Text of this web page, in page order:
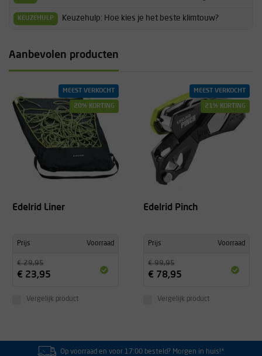
KEUZEHULP Keuzehulp: Hoe kies je het beste klimtouw?
Aanbevolen producten
MEEST VERKOCHT
20% KORTING
Edelrid Liner
Prijs Voorraad
€ 29,95
€ 23,95
Vergelijk product
MEEST VERKOCHT
21% KORTING
Edelrid Pinch
Prijs Voorraad
€ 99,95
€ 78,95
Vergelijk product
Op voorraad en voor 17:00 besteld? Morgen in huis!*